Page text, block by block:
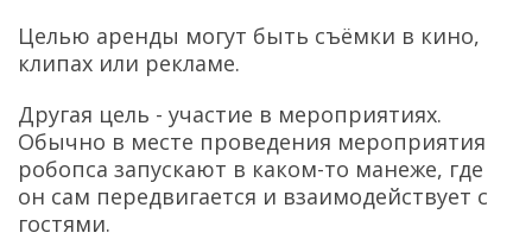
Целью аренды могут быть съёмки в кино,
клипах или рекламе.
Другая цель - участие в мероприятиях.
Обычно в месте проведения мероприятия
робопса запускают в каком-то манеже, где
он сам передвигается и взаимодействует с
гостями.